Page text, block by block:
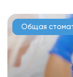
Общая